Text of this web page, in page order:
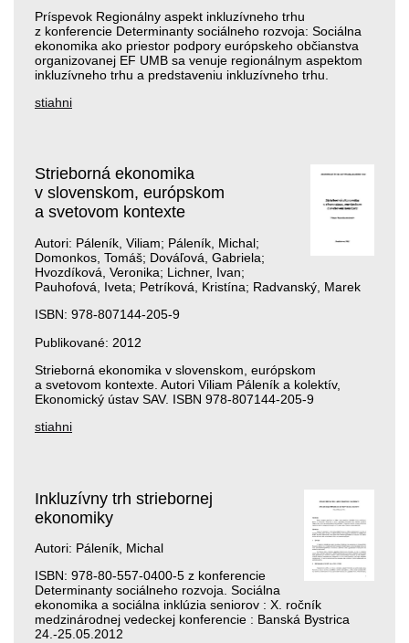
Príspevok Regionálny aspekt inkluzívneho trhu
z konferencie Determinanty sociálneho rozvoja: Sociálna
ekonomika ako priestor podpory európskeho občianstva
organizovanej EF UMB sa venuje regionálnym aspektom
inkluzívneho trhu a pred­staveniu inkluzívneho trhu.
stiahni
Strieborná ekonomika
v slovenskom, európskom
a svetovom kontexte
Autori: Páleník, Viliam; Páleník, Michal;
Domonkos, Tomáš; Dováľová, Gabriela;
Hvozdíková, Veronika; Lichner, Ivan;
Pauhofová, Iveta; Petríková, Kristína; Radvanský, Marek
ISBN: 978-807144-205-9
Publikované: 2012
Strieborná ekonomika v slovenskom, európskom
a svetovom kontexte. Autori Viliam Páleník a kolektív,
Ekonomický ústav SAV. ISBN 978-807144-205-9
stiahni
Inkluzívny trh striebornej
ekonomiky
Autori: Páleník, Michal
ISBN: 978-80-557-0400-5 z konferencie
Determinanty sociálneho rozvoja. Sociálna
ekonomika a sociálna inklúzia seniorov : X. ročník
medzinárodnej vedeckej konferencie : Banská Bystrica
24.-25.05.2012